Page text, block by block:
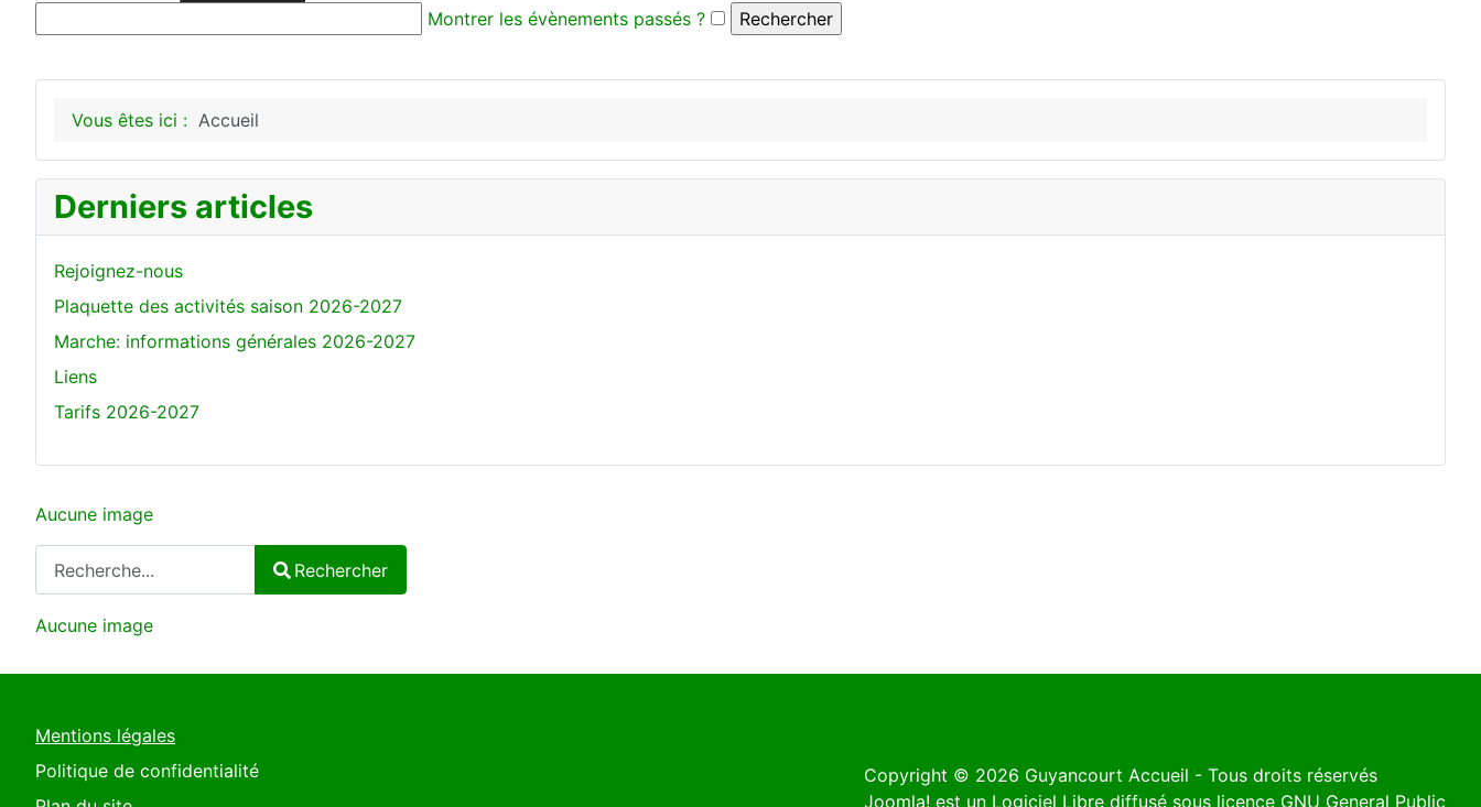
Aucune image
Rechercher
Aucune image
Montrer les évènements passés ?
Vous êtes ici : Accueil
Derniers articles
Rejoignez-nous
Plaquette des activités saison 2026-2027
Marche: informations générales 2026-2027
Liens
Tarifs 2026-2027
Mentions légales
Politique de confidentialité
Copyright © 2026 Guyancourt Accueil - Tous droits réservés
Joomla! est un Logiciel Libre diffusé sous licence GNU General Public